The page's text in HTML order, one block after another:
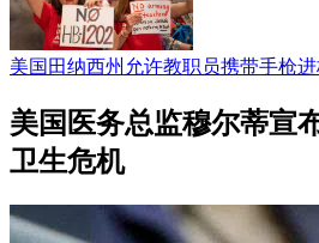
美国田纳西州允许教职员携带手枪进
美国医务总监穆尔蒂宣
卫生危机